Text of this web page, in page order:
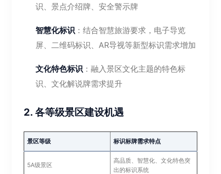
识、景点介绍牌、安全警示牌
智慧化标识 ：结合智慧旅游要求，电子导览
屏、二维码标识、AR导视等新型标识需求增加
文化特色标识 ：融入景区文化主题的特色标
识、文化解说牌需求提升
2. 各等级景区建设机遇
景区等级 标识标牌需求特点
5A级景区
高品质、智慧化、文化特色突
出的标识系统